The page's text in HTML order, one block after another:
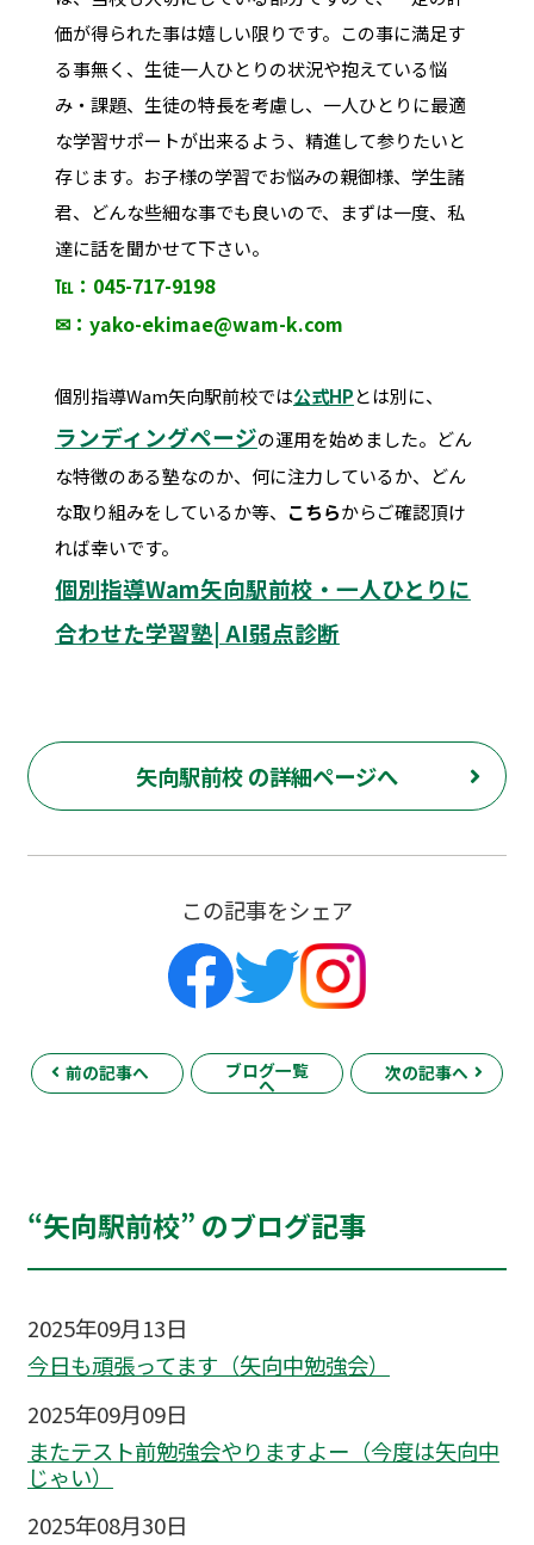
価が得られた事は嬉しい限りです。この事に満足す
る事無く、生徒一人ひとりの状況や抱えている悩
み・課題、生徒の特長を考慮し、一人ひとりに最適
な学習サポートが出来るよう、精進して参りたいと
存じます。お子様の学習でお悩みの親御様、学生諸
君、どんな些細な事でも良いので、まずは一度、私
達に話を聞かせて下さい。
℡：045-717-9198
✉：yako-ekimae@wam-k.com
個別指導Wam矢向駅前校では公式HPとは別に、
ランディングページの運用を始めました。どん
な特徴のある塾なのか、何に注力しているか、どん
な取り組みをしているか等、 こちらからご確認頂け
れば幸いです。
個別指導Wam矢向駅前校・一人ひとりに
合わせた学習塾| AI弱点診断
矢向駅前校 の詳細ページへ
この記事をシェア
前の記事へ ブログ一覧
へ
次の記事へ
“矢向駅前校” のブログ記事
2025年09月13日
今日も頑張ってます（矢向中勉強会）
2025年09月09日
またテスト前勉強会やりますよー（今度は矢向中
じゃい）
2025年08月30日